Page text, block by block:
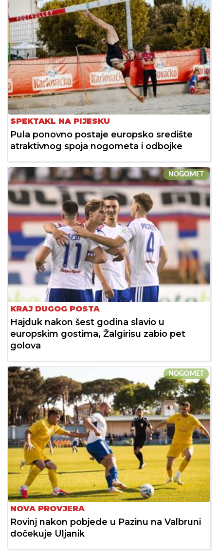
SPEKTAKL NA PIJESKU
Pula ponovno postaje europsko središte
atraktivnog spoja nogometa i odbojke
NOGOMET
KRAJ DUGOG POSTA
Hajduk nakon šest godina slavio u
europskim gostima, Žalgirisu zabio pet
golova
NOGOMET
NOVA PROVJERA
Rovinj nakon pobjede u Pazinu na Valbruni
dočekuje Uljanik